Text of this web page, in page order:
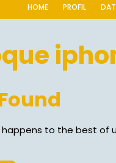
HOME PROFIL
to the best of